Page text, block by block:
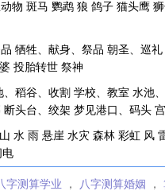
物 斑马 鹦鹉 狼 鸽子 猫头鹰
牺牲、献身、祭品 朝圣、巡礼
投胎转世 祭神
、稻谷、收割 学校、教室 水池
断头台、绞架 梦见港口、码头
山 水 雨 悬崖 水灾 森林 彩虹 风
电
字测算学业 ， 八字测算婚姻 ，